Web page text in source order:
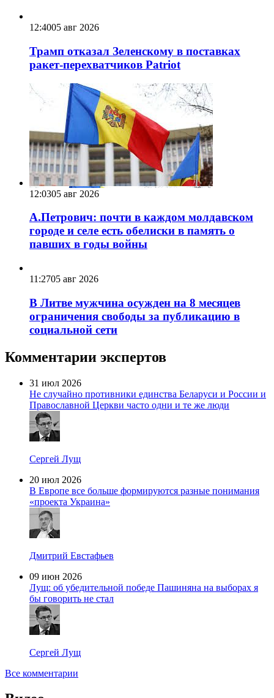
12:4005 авг 2026
Трамп отказал Зеленскому в поставках
ракет-перехватчиков Patriot
12:0305 авг 2026
А.Петрович: почти в каждом молдавском
городе и селе есть обелиски в память о
павших в годы войны
11:2705 авг 2026
В Литве мужчина осужден на 8 месяцев
ограничения свободы за публикацию в
социальной сети
Комментарии экспертов
31 июл 2026
Не случайно противники единства Беларуси и России и
Православной Церкви часто одни и те же люди
Сергей Лущ
20 июл 2026
В Европе все больше формируются разные понимания
«проекта Украина»
Дмитрий Евстафьев
09 июн 2026
Лущ: об убедительной победе Пашиняна на выборах я
бы говорить не стал
Сергей Лущ
Все комментарии